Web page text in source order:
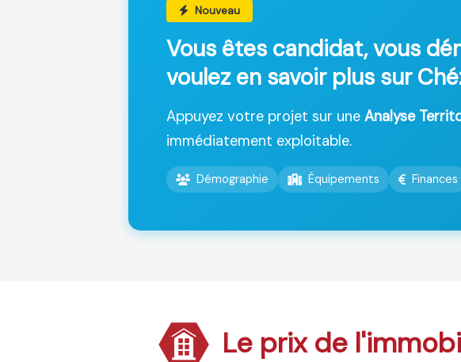
Nouveau
Vous êtes candidat, vous
voulez en savoir plus sur
Appuyez votre projet sur une Analyse
immédiatement exploitable.
Démographie Équipements Finances
Le prix de